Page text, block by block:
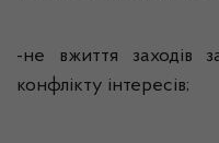
-не вжиття заходів
конфлікту інтересів;